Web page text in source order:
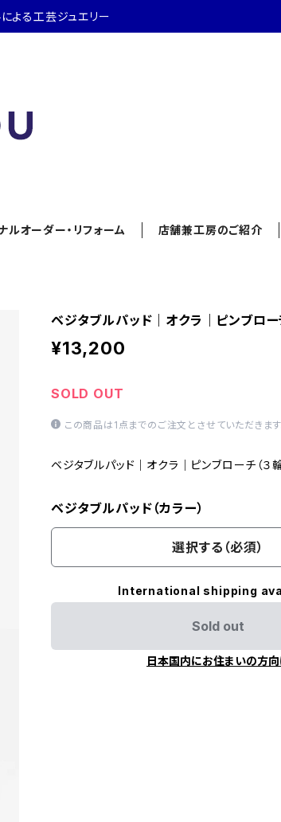
よる工芸ジュエリー
ルオーダー・リフォーム 店舗兼工房のご紹介
ベジタブルパッド｜オクラ｜ピンブロー
¥13,200
SOLD OUT
この商品は1点までのご注文とさせていただきます
ベジタブルパッド｜オクラ｜ピンブローチ（３輪
ベジタブルパッド（カラー）
選択する（必須）
International shipping
Sold out
日本国内にお住まいの方